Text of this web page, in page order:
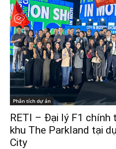
Phân tích dự án
RETI – Đại lý F1 chính
khu The Parkland tại
City